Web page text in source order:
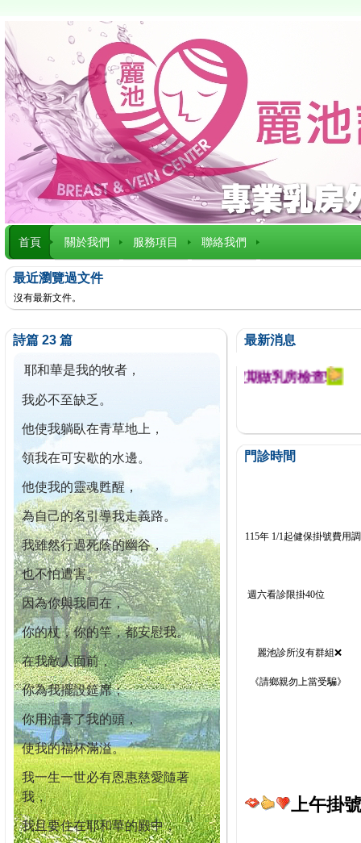
首頁 關於我們 服務項目 聯絡我們
最近瀏覽過文件
沒有最新文件。
詩篇 23 篇
耶和華是我的牧者，
我必不至缺乏。
他使我躺臥在青草地上，
領我在可安歇的水邊。
他使我的靈魂甦醒，
為自己的名引導我走義路。
我雖然行過死蔭的幽谷，
也不怕遭害。
因為你與我同在，
你的杖，你的竿，都安慰我。
在我敵人面前，
你為我擺設筵席；
你用油膏了我的頭，
使我的福杯滿溢。
我一生一世必有恩惠慈愛隨著
我，
我且要住在耶和華的殿中，
最新消息
今已篩檢出1700位乳癌患者,提醒您定期做乳房檢查!
門診時間
115年 1/1起健保掛號費用
週六看診限掛40位
麗池診所沒有群組❌
《請鄉親勿上當受騙》
上午掛